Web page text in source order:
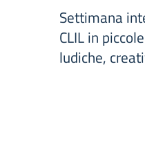
Settimana
CLIL in
ludiche,